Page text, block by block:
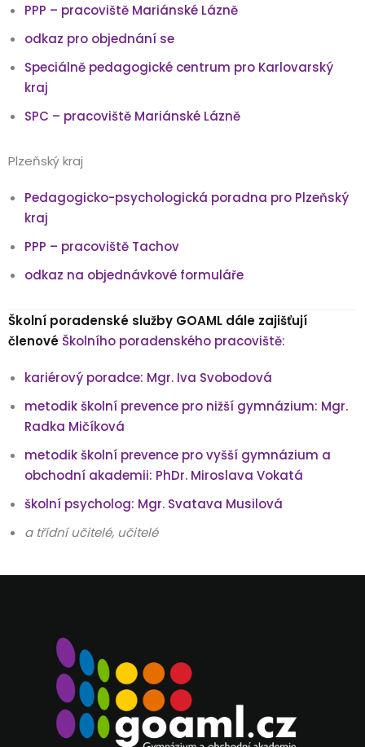
PPP – pracoviště Mariánské Lázně
odkaz pro objednání se
Speciálně pedagogické centrum pro Karlovarský
kraj
SPC – pracoviště Mariánské Lázně
Plzeňský kraj
Pedagogicko-psychologická poradna pro Plzeňský
kraj
PPP – pracoviště Tachov
odkaz na objednávkové formuláře
Školní poradenské služby GOAML dále zajišťují
členové Školního poradenského pracoviště:
kariérový poradce: Mgr. Iva Svobodová
metodik školní prevence pro nižší gymnázium: Mgr.
Radka Mičíková
metodik školní prevence pro vyšší gymnázium a
obchodní akademii: PhDr. Miroslava Vokatá
školní psycholog: Mgr. Svatava Musilová
a třídní učitelé, učitelé